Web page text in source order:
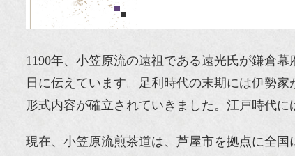
1190年、小笠原流の遠祖である遠光氏が鎌倉
日に伝えています。足利時代の末期には伊勢
形式内容が確立されていきました。江戸時代
現在、小笠原流煎茶道は、芦屋市を拠点に全